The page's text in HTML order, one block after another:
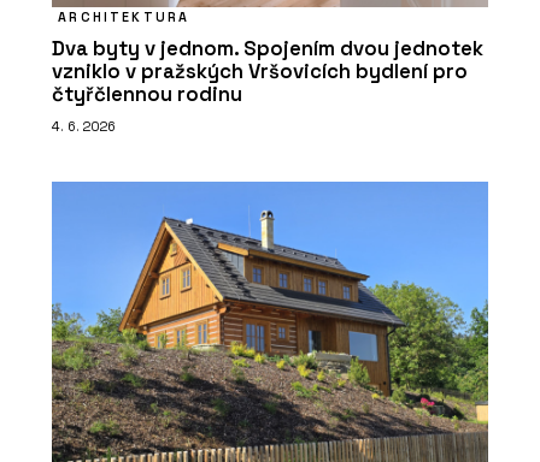
ARCHITEKTURA
Dva byty v jednom. Spojením dvou jednotek
vzniklo v pražských Vršovicích bydlení pro
čtyřčlennou rodinu
4. 6. 2026